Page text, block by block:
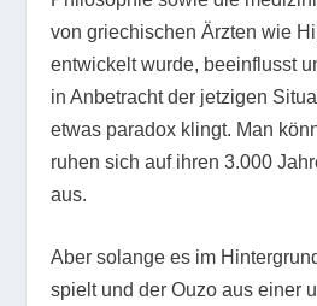
von griechischen Ärzten wie
entwickelt wurde, beeinflusst
in Anbetracht der jetzigen
etwas paradox klingt. Man
ruhen sich auf ihren 3.000
aus.
Aber solange es im
spielt und der Ouzo aus einer